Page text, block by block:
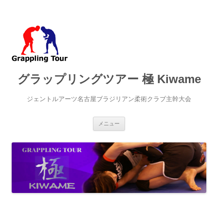
グラップリングツアー 極 Kiwame
ジェントルアーツ名古屋ブラジリアン柔術クラブ主幹大会
メニュー
ン
ツ
へ
ス
キ
ッ
プ